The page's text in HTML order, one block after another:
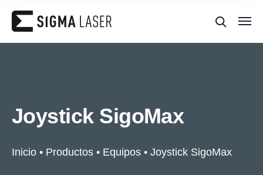
Joystick SigoMax
Inicio • Productos • Equipos • Joystick SigoMax